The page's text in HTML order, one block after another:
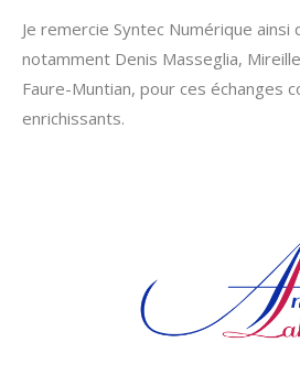
Je remercie Syntec Numérique ainsi
notamment Denis Masseglia,
Faure-Muntian, pour ces échanges
enrichissants.